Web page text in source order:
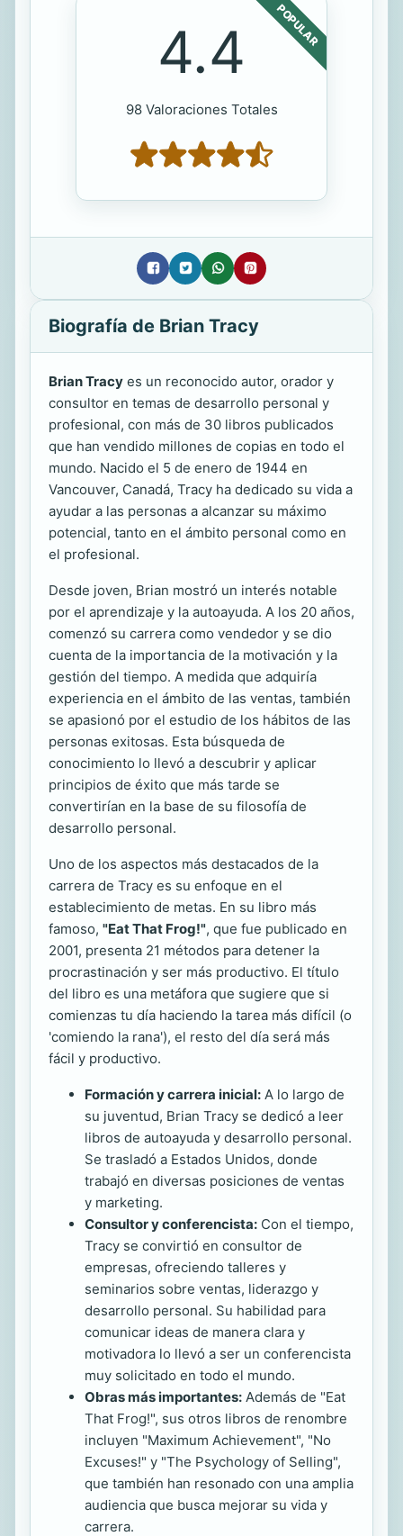
POPULAR
4.4
98 Valoraciones Totales
Biografía de Brian Tracy
Brian Tracy es un reconocido autor, orador y
consultor en temas de desarrollo personal y
profesional, con más de 30 libros publicados
que han vendido millones de copias en todo el
mundo. Nacido el 5 de enero de 1944 en
Vancouver, Canadá, Tracy ha dedicado su vida a
ayudar a las personas a alcanzar su máximo
potencial, tanto en el ámbito personal como en
el profesional.
Desde joven, Brian mostró un interés notable
por el aprendizaje y la autoayuda. A los 20 años,
comenzó su carrera como vendedor y se dio
cuenta de la importancia de la motivación y la
gestión del tiempo. A medida que adquiría
experiencia en el ámbito de las ventas, también
se apasionó por el estudio de los hábitos de las
personas exitosas. Esta búsqueda de
conocimiento lo llevó a descubrir y aplicar
principios de éxito que más tarde se
convertirían en la base de su filosofía de
desarrollo personal.
Uno de los aspectos más destacados de la
carrera de Tracy es su enfoque en el
establecimiento de metas. En su libro más
famoso, "Eat That Frog!", que fue publicado en
2001, presenta 21 métodos para detener la
procrastinación y ser más productivo. El título
del libro es una metáfora que sugiere que si
comienzas tu día haciendo la tarea más difícil (o
'comiendo la rana'), el resto del día será más
fácil y productivo.
Formación y carrera inicial: A lo largo de
su juventud, Brian Tracy se dedicó a leer
libros de autoayuda y desarrollo personal.
Se trasladó a Estados Unidos, donde
trabajó en diversas posiciones de ventas
y marketing.
Consultor y conferencista: Con el tiempo,
Tracy se convirtió en consultor de
empresas, ofreciendo talleres y
seminarios sobre ventas, liderazgo y
desarrollo personal. Su habilidad para
comunicar ideas de manera clara y
motivadora lo llevó a ser un conferencista
muy solicitado en todo el mundo.
Obras más importantes: Además de "Eat
That Frog!", sus otros libros de renombre
incluyen "Maximum Achievement", "No
Excuses!" y "The Psychology of Selling",
que también han resonado con una amplia
audiencia que busca mejorar su vida y
carrera.